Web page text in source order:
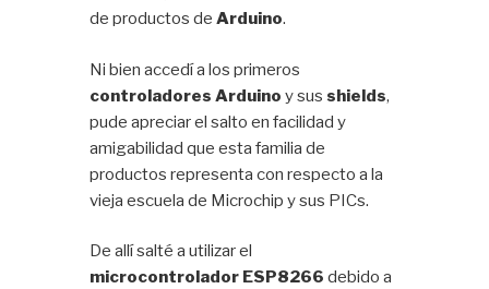
de productos deArduino.
Ni bien accedí a los primeros
controladores Arduino y susshields,
pude apreciar el salto en facilidad y
amigabilidad que esta familia de
productos representa con respecto a la
vieja escuela de Microchip y sus PICs.
De allí salté a utilizar el
microcontrolador ESP8266 debido a